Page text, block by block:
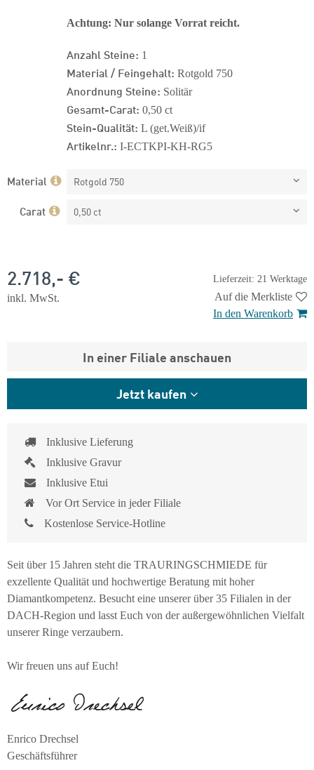
Achtung: Nur solange Vorrat reicht.
Anzahl Steine: 1
Material / Feingehalt: Rotgold 750
Anordnung Steine: Solitär
Gesamt-Carat: 0,50 ct
Stein-Qualität: L (get.Weiß)/if
Artikelnr.: I-ECTKPI-KH-RG5
Material Rotgold 750
Carat 0,50 ct
Lieferzeit: 21 Werktage
2.718,- €
inkl. MwSt.
Auf die Merkliste
In den Warenkorb
In einer Filiale anschauen
Jetzt kaufen
Inklusive Lieferung
Inklusive Gravur
Inklusive Etui
Vor Ort Service in jeder Filiale
Kostenlose Service-Hotline
Seit über 15 Jahren steht die TRAURINGSCHMIEDE für
exzellente Qualität und hochwertige Beratung mit hoher
Diamantkompetenz. Besucht eine unserer über 35 Filialen in der
DACH-Region und lasst Euch von der außergewöhnlichen Vielfalt
unserer Ringe verzaubern.
Wir freuen uns auf Euch!
Enrico Drechsel
Geschäftsführer